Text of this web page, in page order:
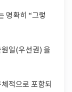
명확히 “그렇
일(우선권) 을
적으로 포함되